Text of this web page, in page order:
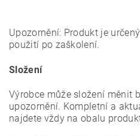
Upozornění: Produkt je
použití po zaškolení.
Složení
Výrobce může složení měnit
upozornění. Kompletní a
najdete vždy na obalu